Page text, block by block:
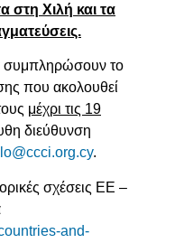
στη Χιλή και τα
συμπληρώσουν το
που ακολουθεί
μέχρι τις 19
διεύθυνση
.
σχέσεις ΕΕ –
and-